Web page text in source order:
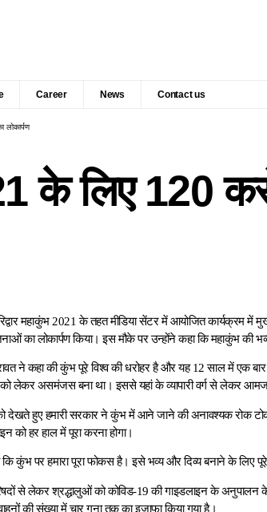
Career News Contact us
लोकार्पण
के लिए 120
महाकुंभ 2021 के तहत मीडिया सेंटर में आयोजित कार्यक्रम में
का लोकार्पण किया। इस मौके पर उन्होंने कहा कि महाकुंभ की
ने कहा की कुंभ पूरे विश्व की धरोहर है और यह 12 साल में एक
लेकर असमंजस बना था। इससे यहां के व्यापारी वर्ग से लेकर
देखते हुए हमारी सरकार ने कुंभ में आने जाने की अनावश्यक रोक
को हर हाल में पूरा करना होगा।
कि कुंभ पर हमारा पूरा फोकस है। इसे भव्य और दिव्य बनाने के लिए
से लेकर श्रद्धालुओं को कोविड-19 की गाइडलाइन के
की संख्या में चार गुना तक का इजाफा किया गया है।